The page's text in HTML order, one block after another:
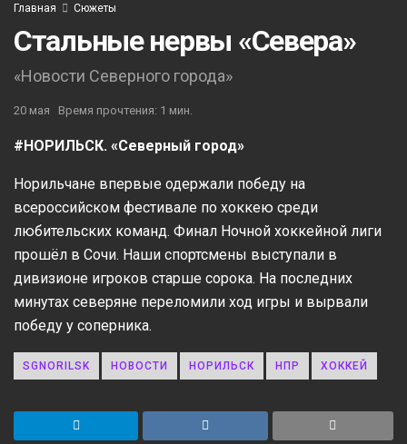
Главная Сюжеты
Стальные нервы «Севера»
«Новости Северного города»
20 мая Время прочтения: 1 мин.
#НОРИЛЬСК. «Северный город»
Норильчане впервые одержали победу на
всероссийском фестивале по хоккею среди
любительских команд. Финал Ночной хоккейной лиги
прошёл в Сочи. Наши спортсмены выступали в
дивизионе игроков старше сорока. На последних
минутах северяне переломили ход игры и вырвали
победу у соперника.
SGNORILSK НОВОСТИ НОРИЛЬСК НПР ХОККЕЙ